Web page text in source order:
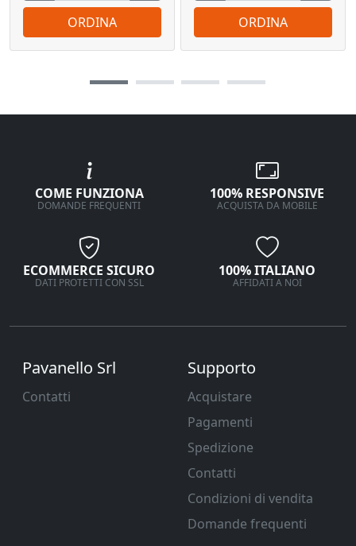
ORDINA ORDINA
COME FUNZIONA
DOMANDE FREQUENTI
100% RESPONSIVE
ACQUISTA DA MOBILE
ECOMMERCE SICURO
DATI PROTETTI CON SSL
100% ITALIANO
AFFIDATI A NOI
Pavanello Srl
Contatti
Supporto
Acquistare
Pagamenti
Spedizione
Contatti
Condizioni di vendita
Domande frequenti